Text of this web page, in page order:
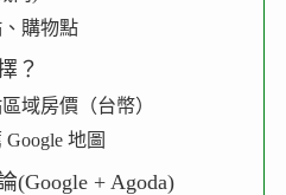
購物點
？
域房價（台幣）
地圖
(Google + Agoda)